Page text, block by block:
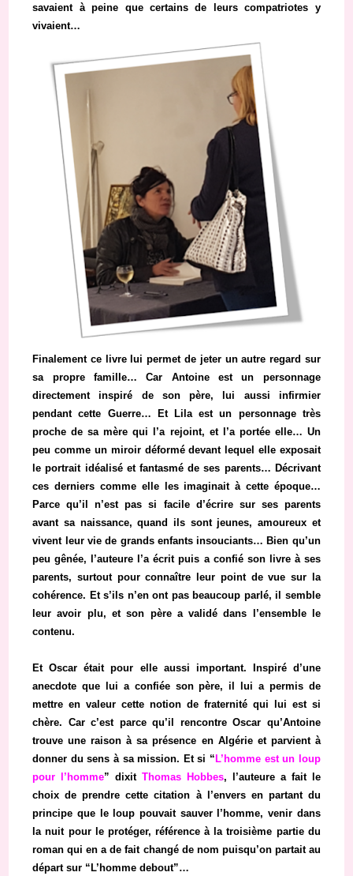
savaient à peine que certains de leurs compatriotes y
vivaient…
Finalement ce livre lui permet de jeter un autre regard sur
sa propre famille… Car Antoine est un personnage
directement inspiré de son père, lui aussi infirmier
pendant cette Guerre… Et Lila est un personnage très
proche de sa mère qui l’a rejoint, et l’a portée elle… Un
peu comme un miroir déformé devant lequel elle exposait
le portrait idéalisé et fantasmé de ses parents… Décrivant
ces derniers comme elle les imaginait à cette époque…
Parce qu’il n’est pas si facile d’écrire sur ses parents
avant sa naissance, quand ils sont jeunes, amoureux et
vivent leur vie de grands enfants insouciants… Bien qu’un
peu gênée, l’auteure l’a écrit puis a confié son livre à ses
parents, surtout pour connaître leur point de vue sur la
cohérence. Et s’ils n’en ont pas beaucoup parlé, il semble
leur avoir plu, et son père a validé dans l’ensemble le
contenu.
Et Oscar était pour elle aussi important. Inspiré d’une
anecdote que lui a confiée son père, il lui a permis de
mettre en valeur cette notion de fraternité qui lui est si
chère. Car c’est parce qu’il rencontre Oscar qu’Antoine
trouve une raison à sa présence en Algérie et parvient à
donner du sens à sa mission. Et si “L’homme est un loup
pour l’homme” dixitThomas Hobbes, l’auteure a fait le
choix de prendre cette citation à l’envers en partant du
principe que le loup pouvait sauver l’homme, venir dans
la nuit pour le protéger, référence à la troisième partie du
roman qui en a de fait changé de nom puisqu’on partait au
départ sur “L’homme debout”…